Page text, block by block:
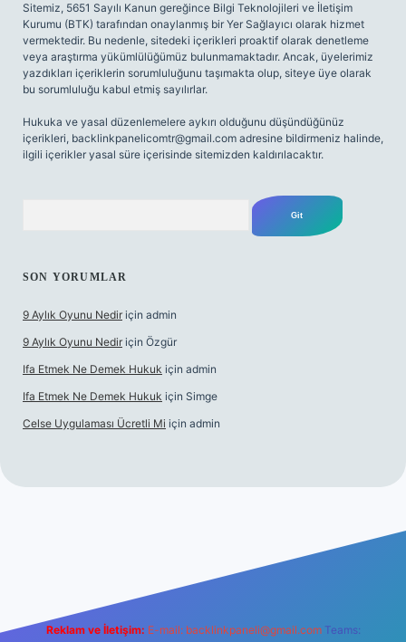
Sitemiz, 5651 Sayılı Kanun gereğince Bilgi Teknolojileri ve İletişim
Kurumu (BTK) tarafından onaylanmış bir Yer Sağlayıcı olarak hizmet
vermektedir. Bu nedenle, sitedeki içerikleri proaktif olarak denetleme
veya araştırma yükümlülüğümüz bulunmamaktadır. Ancak, üyelerimiz
yazdıkları içeriklerin sorumluluğunu taşımakta olup, siteye üye olarak
bu sorumluluğu kabul etmiş sayılırlar.
Hukuka ve yasal düzenlemelere aykırı olduğunu düşündüğünüz
içerikleri, backlinkpanelicomtr@gmail.com adresine bildirmeniz halinde,
ilgili içerikler yasal süre içerisinde sitemizden kaldırılacaktır.
SON YORUMLAR
9 Aylık Oyunu Nedir için admin
9 Aylık Oyunu Nedir için Özgür
Ifa Etmek Ne Demek Hukuk için admin
Ifa Etmek Ne Demek Hukuk için Simge
Celse Uygulaması Ücretli Mi için admin
Reklam ve İletişim: E-mail: backlinkpaneli@gmail.com Teams: